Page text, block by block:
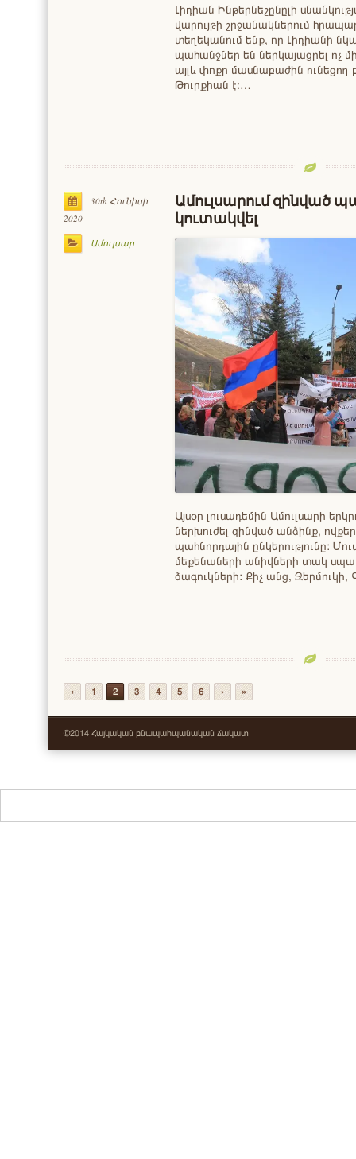
Լիդիան Ինթերնեշընըլի
վարույթի շրջանակներում
տեղեկանում ենք, որ Լիդիանի
պահանջներ են ներկայացրել ոչ
այլև փոքր մասնաբաժին
Թուրքիան է։…
30th Հունիսի
2020
Ամուլսար
Ամուլսարում զինված
կուտակվել
Այսօր լուսադեմին Ամուլսարի
ներխուժել զինված անձինք,
պահնորդային ընկերությունը:
մեքենաների անիվների տակ
ձագուկների: Քիչ անց,
‹ 1 2 3 4 5 6 › »
©2014 Հայկական բնապահպանական ճակատ